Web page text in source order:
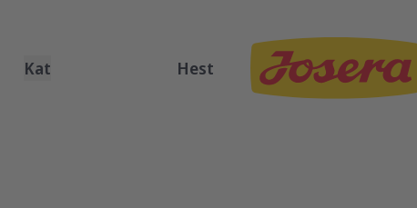
Kat Hest